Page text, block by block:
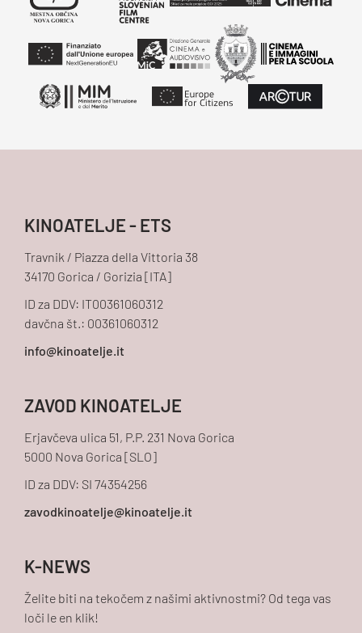
KINOATELJE - ETS
Travnik / Piazza della Vittoria 38
34170 Gorica / Gorizia [ITA]
ID za DDV: IT00361060312
davčna št.: 00361060312
ZAVOD KINOATELJE
Erjavčeva ulica 51, P.P. 231 Nova Gorica
5000 Nova Gorica [SLO]
ID za DDV: SI 74354256
K-NEWS
Želite biti na tekočem z našimi aktivnostmi? Od tega vas
loči le en klik!